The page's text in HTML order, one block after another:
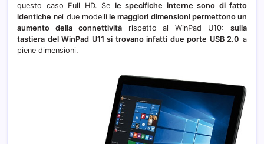
questo caso Full HD. Se le specifiche interne sono di fatto
identiche nei due modellile maggiori dimensioni permettono un
aumento della connettivitàrispetto al WinPad U10:sulla
tastiera del WinPad U11 si trovano infatti due porte USB 2.0 a
piene dimensioni.